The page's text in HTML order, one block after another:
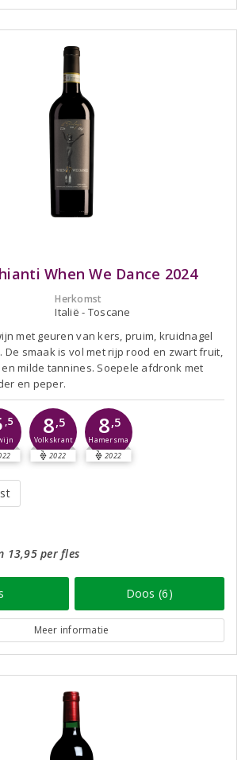
When We Dance 2024
Herkomst
Italië - Toscane
met geuren van kers, pruim, kruidnagel
De smaak is vol met rijp rood en zwart fruit,
milde tannines. Soepele afdronk met
en peper.
,5 8,5
Volkskrant
2022
8,5
Hamersma
2022
13,95 per fles
Doos (6)
Meer informatie